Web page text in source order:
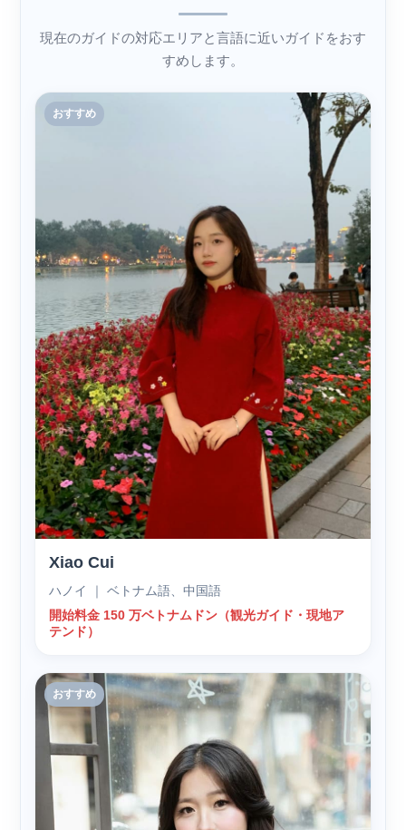
現在のガイドの対応エリアと言語に近いガイドをおす
すめします。
おすすめ
Xiao Cui
ハノイ ｜ ベトナム語、中国語
開始料金 150 万ベトナムドン（観光ガイド・現地ア
テンド）
おすすめ